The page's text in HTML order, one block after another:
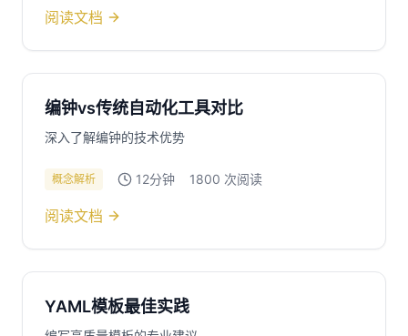
阅读文档
编钟vs传统自动化工具对比
深入了解编钟的技术优势
概念解析 12分钟 1800 次阅读
阅读文档
YAML模板最佳实践